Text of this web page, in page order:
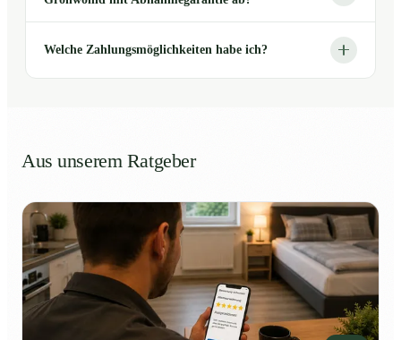
Welche Zahlungsmöglichkeiten habe ich?
Aus unserem Ratgeber